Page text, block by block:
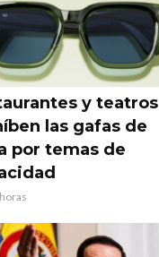
y teatros
las gafas de
por temas de